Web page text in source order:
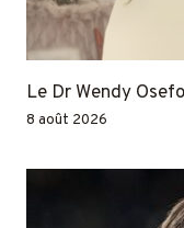
Le Dr Wendy
8 août 2026